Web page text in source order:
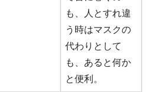
も、人とすれ違
う時はマスクの
代わりとして
も、あると何か
と便利。